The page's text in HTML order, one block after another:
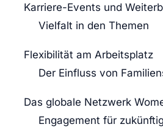
Karriere-Events und
Vielfalt in den Themen
Flexibilität am Arbeitsplatz
Der Einfluss von
Das globale Netzwerk
Engagement für